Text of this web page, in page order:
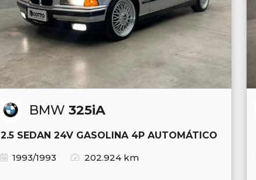
BMW 325iA
2.5 SEDAN 24V GASOLINA 4P AUTOMÁTICO
1993/1993
202.924 km